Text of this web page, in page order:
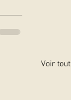
Voir tout